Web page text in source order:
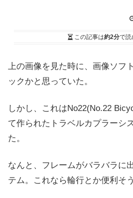
この記事は約2分で読
上の画像を見た時に、画像ソフ
ックかと思っていた。
しかし、これはNo22(No.22
て作られたトラベルカプラーシ
た。
なんと、フレームがバラバラに
テム。これなら輪行とか便利そう